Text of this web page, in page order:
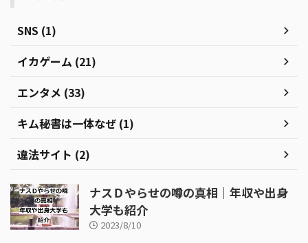
SNS (1)
イカゲーム (21)
エンタメ (33)
キム秘書は一体なぜ (1)
違法サイト (2)
ナスＤやらせの噂の真相｜年収や出身
大学も紹介
2023/8/10